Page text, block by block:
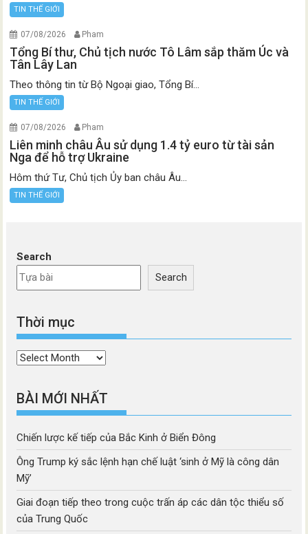
TIN THẾ GIỚI
07/08/2026 Pham
Tổng Bí thư, Chủ tịch nước Tô Lâm sắp thăm Úc và
Tân Lây Lan
Theo thông tin từ Bộ Ngoại giao, Tổng Bí...
TIN THẾ GIỚI
07/08/2026 Pham
Liên minh châu Âu sử dụng 1.4 tỷ euro từ tài sản
Nga để hỗ trợ Ukraine
Hôm thứ Tư, Chủ tịch Ủy ban châu Âu...
TIN THẾ GIỚI
Search
Search
Thời mục
Thời
BÀI MỚI NHẤT
Chiến lược kế tiếp của Bắc Kinh ở Biển Đông
Ông Trump ký sắc lệnh hạn chế luật ‘sinh ở Mỹ là công dân
Mỹ’
Giai đoạn tiếp theo trong cuộc trấn áp các dân tộc thiểu số
của Trung Quốc